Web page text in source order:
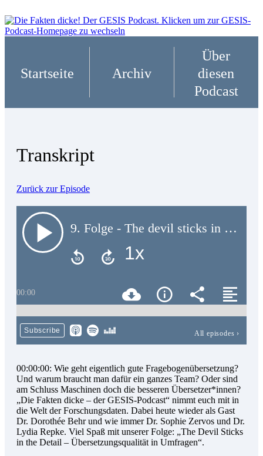
Startseite Archiv
Über
diesen
Podcast
Transkript
Zurück zur Episode
9. Folge - The devil sticks in the detail - Übersetzungsqualität in Umfragen
00:00
Subscribe All episodes ›
00:00:00: Wie geht eigentlich gute Fragebogenübersetzung?
Und warum braucht man dafür ein ganzes Team? Oder sind
am Schluss Maschinen doch die besseren Übersetzer*innen?
„Die Fakten dicke – der GESIS-Podcast“ nimmt euch mit in
die Welt der Forschungsdaten. Dabei heute wieder als Gast
Dr. Dorothée Behr und wie immer Dr. Sophie Zervos und Dr.
Lydia Repke. Viel Spaß mit unserer Folge: „The Devil Sticks
in the Detail – Übersetzungsqualität in Umfragen“.